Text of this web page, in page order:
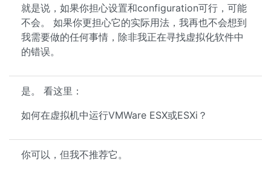
就是说，如果你担心设置和configuration可行，可能
不会。 如果你更担心它的实际用法，我再也不会想到
我需要做的任何事情，除非我正在寻找虚拟化软件中
的错误。
是。 看这里：
如何在虚拟机中运行VMWare ESX或ESXi？
你可以，但我不推荐它。